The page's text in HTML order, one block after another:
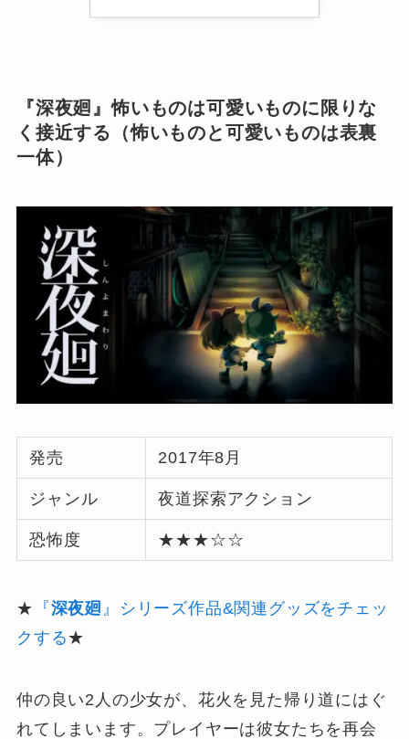
『深夜廻』怖いものは可愛いものに限りな
く接近する（怖いものと可愛いものは表裏
一体）
発売 2017年8⽉
ジャンル 夜道探索アクション
恐怖度 ★★★☆☆
★ 『深夜廻 』シリーズ作品&関連グッズをチェッ
クする★
仲の良い2⼈の少⼥が、花⽕を⾒た帰り道にはぐ
れてしまいます。プレイヤーは彼⼥たちを再会